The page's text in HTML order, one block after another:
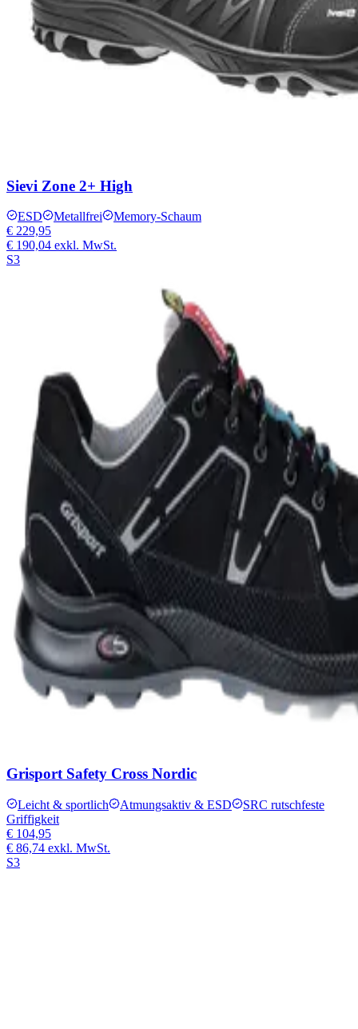
Sievi Zone 2+ High
ESD Metallfrei
Memory-Schaum
€ 229,95
€ 190,04 exkl. MwSt.
S3
Grisport Safety Cross Nordic
Leicht & sportlich Atmungsaktiv & ESD
SRC rutschfeste
Griffigkeit
€ 104,95
€ 86,74 exkl. MwSt.
S3